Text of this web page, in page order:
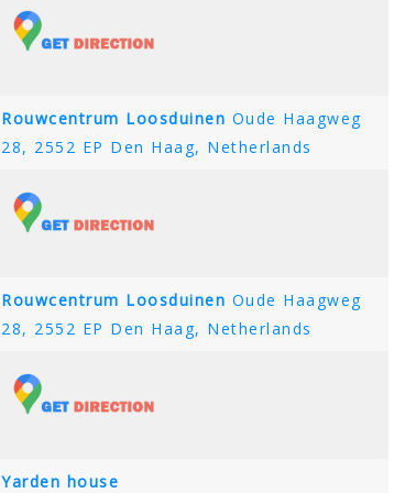
Rouwcentrum Loosduinen Oude Haagweg
28, 2552 EP Den Haag, Netherlands
Rouwcentrum Loosduinen Oude Haagweg
28, 2552 EP Den Haag, Netherlands
Yarden house